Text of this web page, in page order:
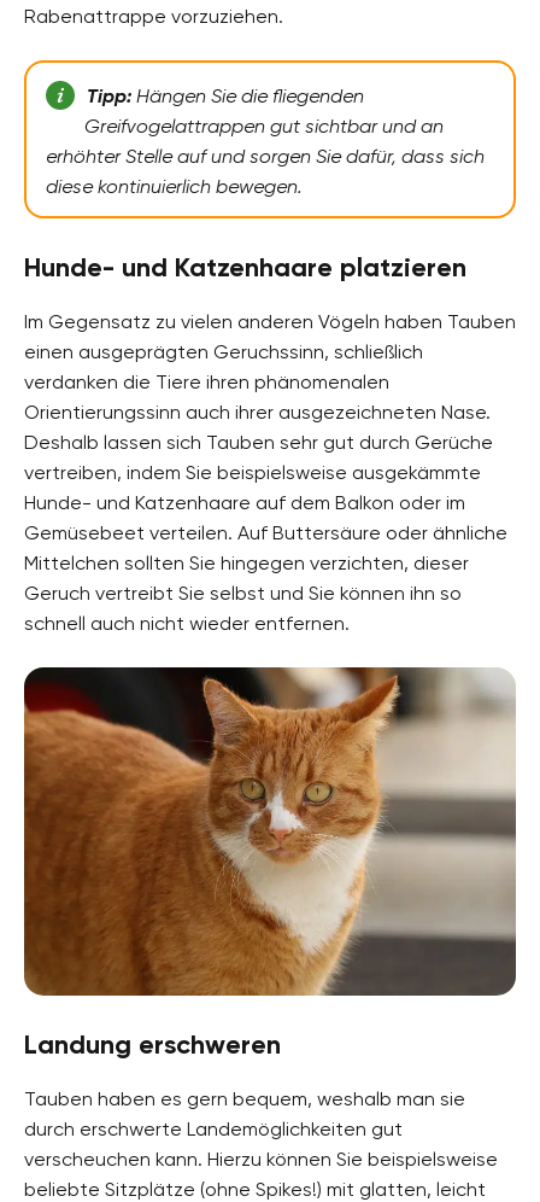
Rabenattrappe vorzuziehen.
Tipp: Hängen Sie die fliegenden
Greifvogelattrappen gut sichtbar und an
erhöhter Stelle auf und sorgen Sie dafür, dass sich
diese kontinuierlich bewegen.
Hunde- und Katzenhaare platzieren
Im Gegensatz zu vielen anderen Vögeln haben Tauben
einen ausgeprägten Geruchssinn, schließlich
verdanken die Tiere ihren phänomenalen
Orientierungssinn auch ihrer ausgezeichneten Nase.
Deshalb lassen sich Tauben sehr gut durch Gerüche
vertreiben, indem Sie beispielsweise ausgekämmte
Hunde- und Katzenhaare auf dem Balkon oder im
Gemüsebeet verteilen. Auf Buttersäure oder ähnliche
Mittelchen sollten Sie hingegen verzichten, dieser
Geruch vertreibt Sie selbst und Sie können ihn so
schnell auch nicht wieder entfernen.
Landung erschweren
Tauben haben es gern bequem, weshalb man sie
durch erschwerte Landemöglichkeiten gut
verscheuchen kann. Hierzu können Sie beispielsweise
beliebte Sitzplätze (ohne Spikes!) mit glatten, leicht